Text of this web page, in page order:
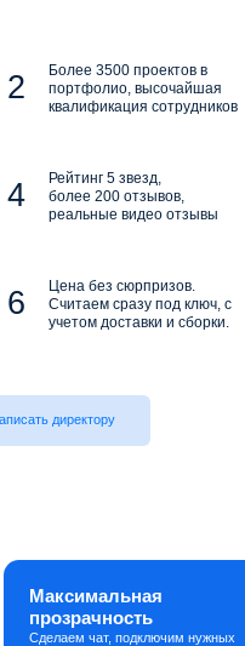
Более 3500 проектов в
портфолио, высочайшая
квалификация сотрудников
Рейтинг 5 звезд,
более 200 отзывов,
реальные видео отзывы
Цена без сюрпризов.
Считаем сразу под ключ, с
учетом доставки и сборки.
директору
Максимальная
прозрачность
Сделаем чат, подключим нужных